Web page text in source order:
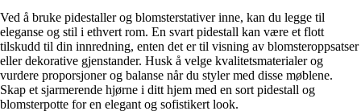
Ved å bruke pidestaller og blomsterstativer inne, kan du legge til
eleganse og stil i ethvert rom. En svart pidestall kan være et flott
tilskudd til din innredning, enten det er til visning av blomsteroppsatser
eller dekorative gjenstander. Husk å velge kvalitetsmaterialer og
vurdere proporsjoner og balanse når du styler med disse møblene.
Skap et sjarmerende hjørne i ditt hjem med en sort pidestall og
blomsterpotte for en elegant og sofistikert look.